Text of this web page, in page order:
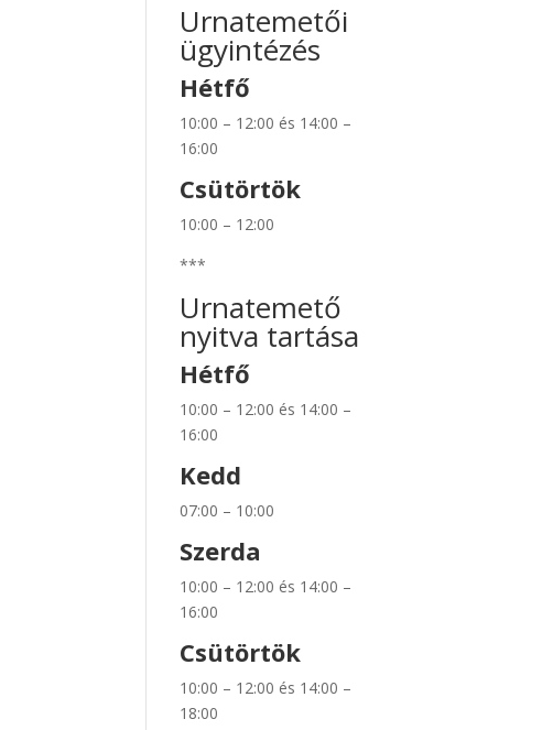
Urnatemetői
ügyintézés
Hétfő
10:00 – 12:00 és 14:00 –
16:00
Csütörtök
10:00 – 12:00
***
Urnatemető
nyitva tartása
Hétfő
10:00 – 12:00 és 14:00 –
16:00
Kedd
07:00 – 10:00
Szerda
10:00 – 12:00 és 14:00 –
16:00
Csütörtök
10:00 – 12:00 és 14:00 –
18:00